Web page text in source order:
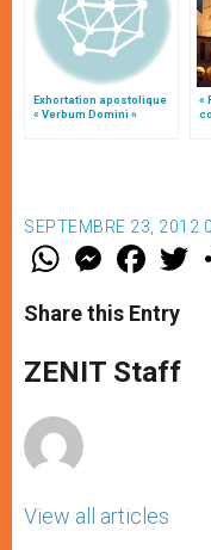
Exhortation apostolique
« Verbum Domini »
«
SEPTEMBRE 23, 2012
W
t
s
p
p
M
e
s
e
g
e
F
a
e
b
o
k
w
Share this Entry
ZENIT Staff
View all articles